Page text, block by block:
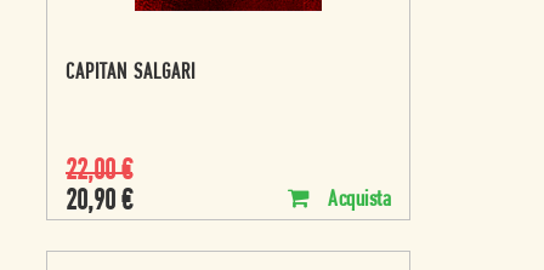
CAPITAN SALGARI
22,00€
20,90 € Acquista